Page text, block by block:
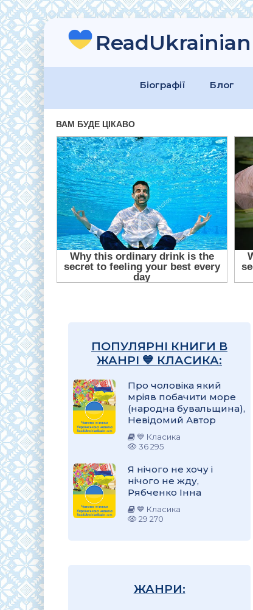
ReadUkrainian
Біографії Блог
ПОПУЛЯРНІ КНИГИ В
ЖАНРІ 💙 КЛАСИКА:
Про чоловіка який
мріяв побачити море
(народна бувальщина),
Невідомий Автор
💙 Класика
36 295
Я нічого не хочу і
нічого не жду,
Рябченко Інна
💙 Класика
29 270
ЖАНРИ: